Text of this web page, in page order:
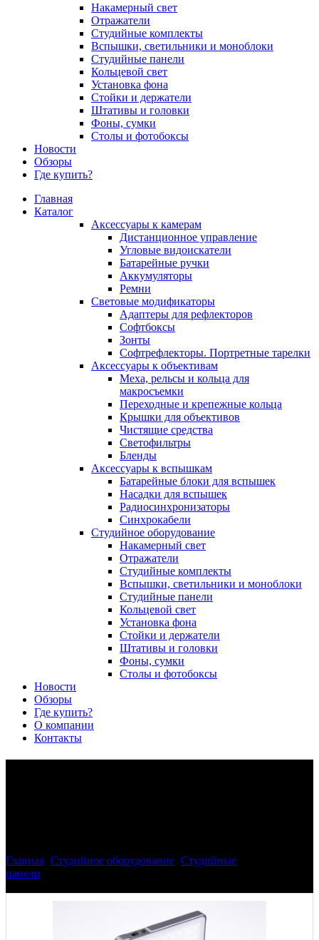
Накамерный свет
Отражатели
Студийные комплекты
Вспышки, светильники и моноблоки
Студийные панели
Кольцевой свет
Установка фона
Стойки и держатели
Штативы и головки
Фоны, сумки
Столы и фотобоксы
Новости
Обзоры
Где купить?
Главная
Каталог
Аксессуары к камерам
Дистанционное управление
Угловые видоискатели
Батарейные ручки
Аккумуляторы
Ремни
Световые модификаторы
Адаптеры для рефлекторов
Софтбоксы
Зонты
Софтрефлекторы. Портретные тарелки
Аксессуары к объективам
Меха, рельсы и кольца для
макросъемки
Переходные и крепежные кольца
Крышки для объективов
Чистящие средства
Светофильтры
Бленды
Аксессуары к вспышкам
Батарейные блоки для вспышек
Насадки для вспышек
Радиосинхронизаторы
Синхрокабели
Студийное оборудование
Накамерный свет
Отражатели
Студийные комплекты
Вспышки, светильники и моноблоки
Студийные панели
Кольцевой свет
Установка фона
Стойки и держатели
Штативы и головки
Фоны, сумки
Столы и фотобоксы
Новости
Обзоры
Где купить?
О компании
Контакты
Главная Студийное оборудование Студийные
панели